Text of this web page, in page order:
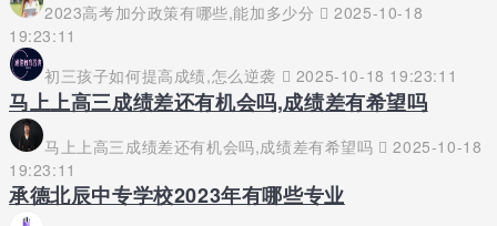
2023高考加分政策有哪些,能加多少分
2025-10-18
19:23:11
初三孩子如何提高成绩,怎么逆袭
2025-10-18 19:23:11
马上上高三成绩差还有机会吗,成绩差有希望吗
马上上高三成绩差还有机会吗,成绩差有希望吗
2025-10-18
19:23:11
承德北辰中专学校2023年有哪些专业